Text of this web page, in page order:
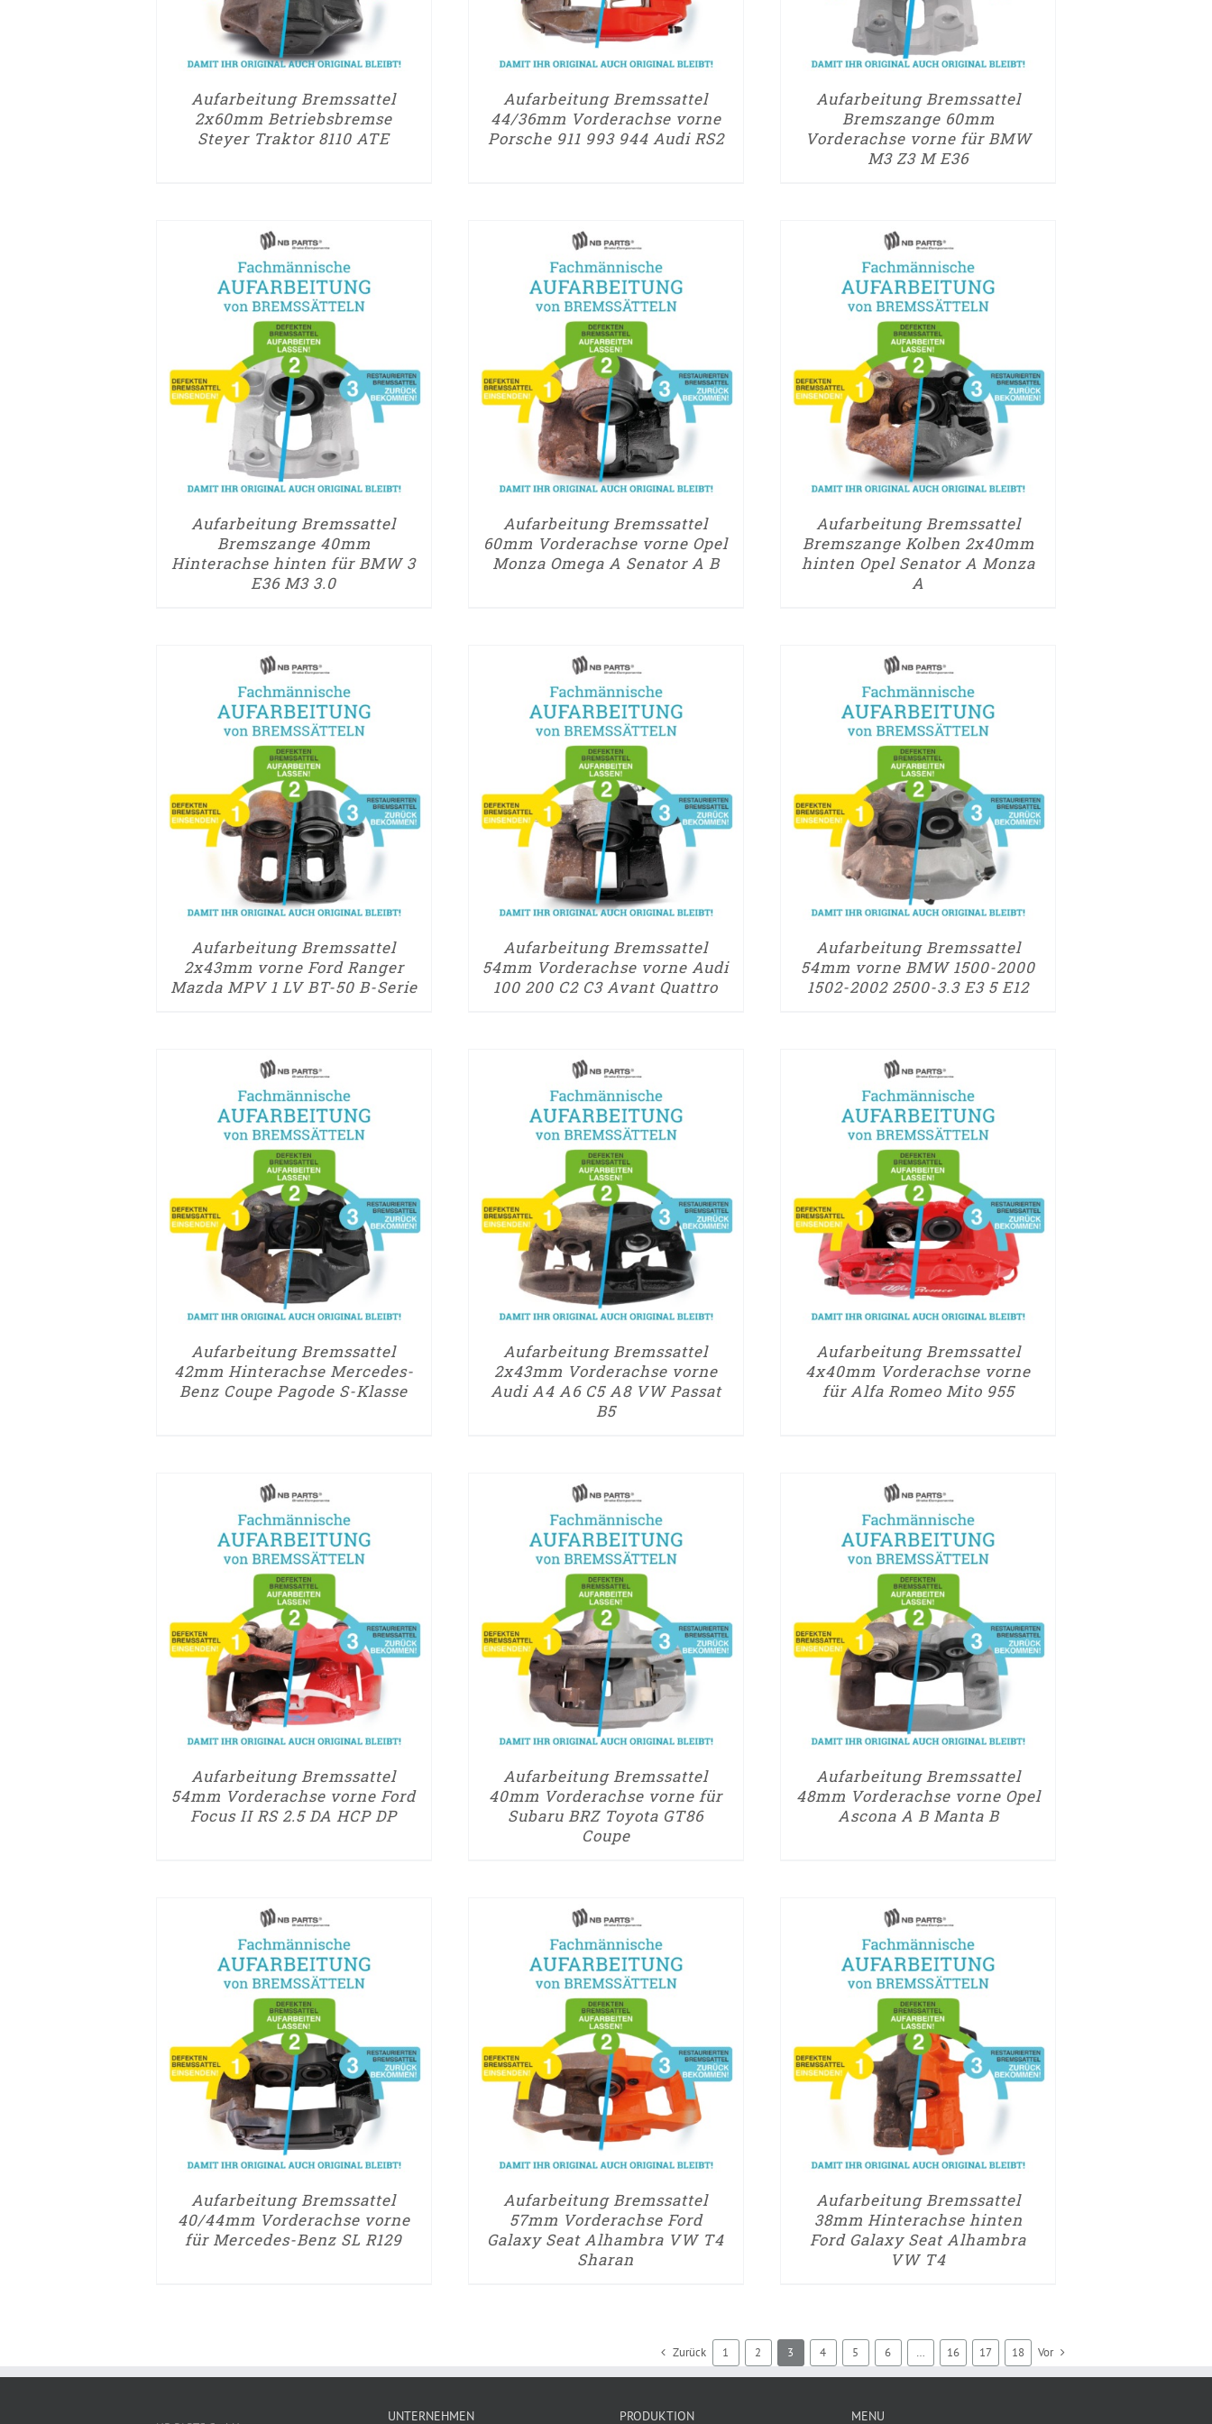
Aufarbeitung Bremssattel
2x60mm Betriebsbremse
Steyer Traktor 8110 ATE
Aufarbeitung Bremssattel
44/36mm Vorderachse vorne
Porsche 911 993 944 Audi RS2
Aufarbeitung Bremssattel
Bremszange 60mm
Vorderachse vorne für BMW
M3 Z3 M E36
► ZUM AUFARBEITUNGSANTRAG
/
DETAILS
Aufarbeitung Bremssattel
Bremszange 40mm
Hinterachse hinten für BMW 3
E36 M3 3.0
► ZUM AUFARBEITUNGSANTRAG
/
DETAILS
Aufarbeitung Bremssattel
60mm Vorderachse vorne Opel
Monza Omega A Senator A B
Aufarbeitung Bremssattel
Bremszange Kolben 2x40mm
hinten Opel Senator A Monza
A
► ZUM AUFARBEITUNGSANTRAG
/
DETAILS
Aufarbeitung Bremssattel
2x43mm vorne Ford Ranger
Mazda MPV 1 LV BT-50 B-Serie
► ZUM AUFARBEITUNGSANTRAG
/
DETAILS
Aufarbeitung Bremssattel
54mm Vorderachse vorne Audi
100 200 C2 C3 Avant Quattro
Aufarbeitung Bremssattel
54mm vorne BMW 1500-2000
1502-2002 2500-3.3 E3 5 E12
► ZUM AUFARBEITUNGSANTRAG
/
DETAILS
Aufarbeitung Bremssattel
42mm Hinterachse Mercedes-
Benz Coupe Pagode S-Klasse
► ZUM AUFARBEITUNGSANTRAG
/
DETAILS
Aufarbeitung Bremssattel
2x43mm Vorderachse vorne
Audi A4 A6 C5 A8 VW Passat
B5
Aufarbeitung Bremssattel
4x40mm Vorderachse vorne
für Alfa Romeo Mito 955
► ZUM AUFARBEITUNGSANTRAG
/
DETAILS
Aufarbeitung Bremssattel
54mm Vorderachse vorne Ford
Focus II RS 2.5 DA HCP DP
► ZUM AUFARBEITUNGSANTRAG
/
DETAILS
Aufarbeitung Bremssattel
40mm Vorderachse vorne für
Subaru BRZ Toyota GT86
Coupe
Aufarbeitung Bremssattel
48mm Vorderachse vorne Opel
Ascona A B Manta B
► ZUM AUFARBEITUNGSANTRAG
/
DETAILS
Aufarbeitung Bremssattel
40/44mm Vorderachse vorne
für Mercedes-Benz SL R129
► ZUM AUFARBEITUNGSANTRAG
/
DETAILS
Aufarbeitung Bremssattel
57mm Vorderachse Ford
Galaxy Seat Alhambra VW T4
Sharan
Aufarbeitung Bremssattel
38mm Hinterachse hinten
Ford Galaxy Seat Alhambra
VW T4
Zurück 1 2 3 4 5 6 … 16 17 18 Vor
UNTERNEHMEN PRODUKTION MENU